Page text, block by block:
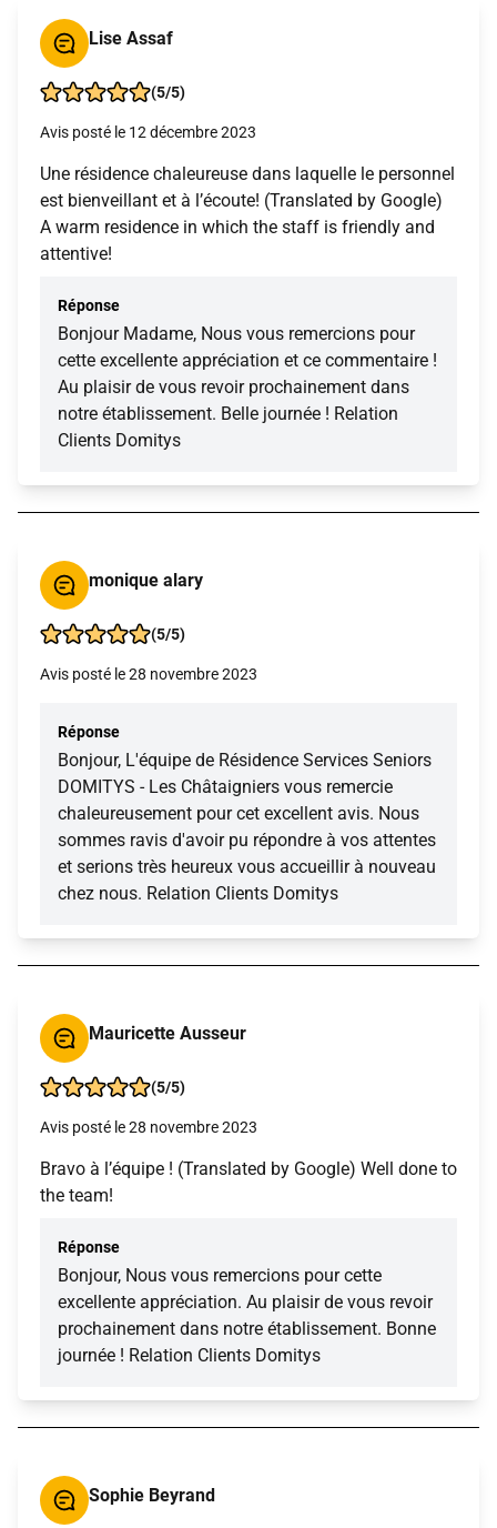
Lise Assaf
(5/5)
Avis posté le 12 décembre 2023
Une résidence chaleureuse dans laquelle le personnel
est bienveillant et à l’écoute! (Translated by Google)
A warm residence in which the staff is friendly and
attentive!
Réponse
Bonjour Madame, Nous vous remercions pour
cette excellente appréciation et ce commentaire !
Au plaisir de vous revoir prochainement dans
notre établissement. Belle journée ! Relation
Clients Domitys
monique alary
(5/5)
Avis posté le 28 novembre 2023
Réponse
Bonjour, L'équipe de Résidence Services Seniors
DOMITYS - Les Châtaigniers vous remercie
chaleureusement pour cet excellent avis. Nous
sommes ravis d'avoir pu répondre à vos attentes
et serions très heureux vous accueillir à nouveau
chez nous. Relation Clients Domitys
Mauricette Ausseur
(5/5)
Avis posté le 28 novembre 2023
Bravo à l’équipe ! (Translated by Google) Well done to
the team!
Réponse
Bonjour, Nous vous remercions pour cette
excellente appréciation. Au plaisir de vous revoir
prochainement dans notre établissement. Bonne
journée ! Relation Clients Domitys
Sophie Beyrand